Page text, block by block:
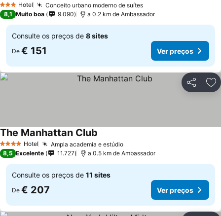
3 EstrelasHotel Conceito urbano moderno de suítes
8,1 Muito boa 9.090 a 0.2 km de Ambassador
Consulte os preços de 8 sites
De € 151 Ver preços
Partilhar
4 EstrelasHotel Ampla academia e estúdio
The Manhattan Club
8,5 Excelente 11.727 a 0.5 km de Ambassador
Consulte os preços de 11 sites
De € 207 Ver preços